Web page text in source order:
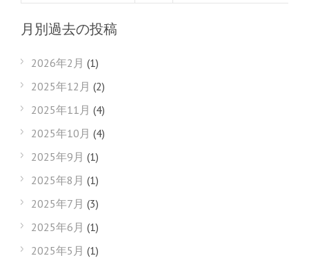
月別過去の投稿
2026年2月 (1)
2025年12月 (2)
2025年11月 (4)
2025年10月 (4)
2025年9月 (1)
2025年8月 (1)
2025年7月 (3)
2025年6月 (1)
2025年5月 (1)